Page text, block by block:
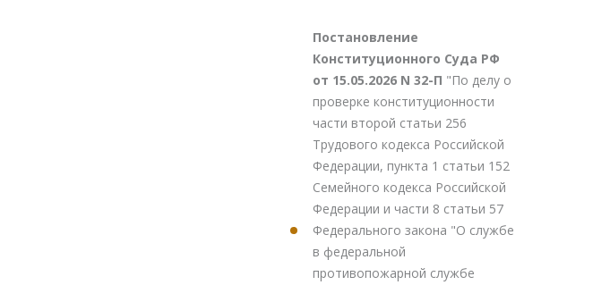
Постановление
Конституционного Суда РФ
от 15.05.2026 N 32-П "По делу о
проверке конституционности
части второй статьи 256
Трудового кодекса Российской
Федерации, пункта 1 статьи 152
Семейного кодекса Российской
Федерации и части 8 статьи 57
Федерального закона "О службе
в федеральной
противопожарной службе